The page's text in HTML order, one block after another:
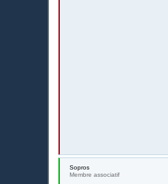
Sopros
Membre associatif